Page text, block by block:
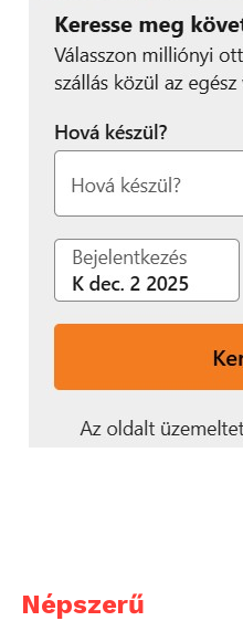
Népszerű